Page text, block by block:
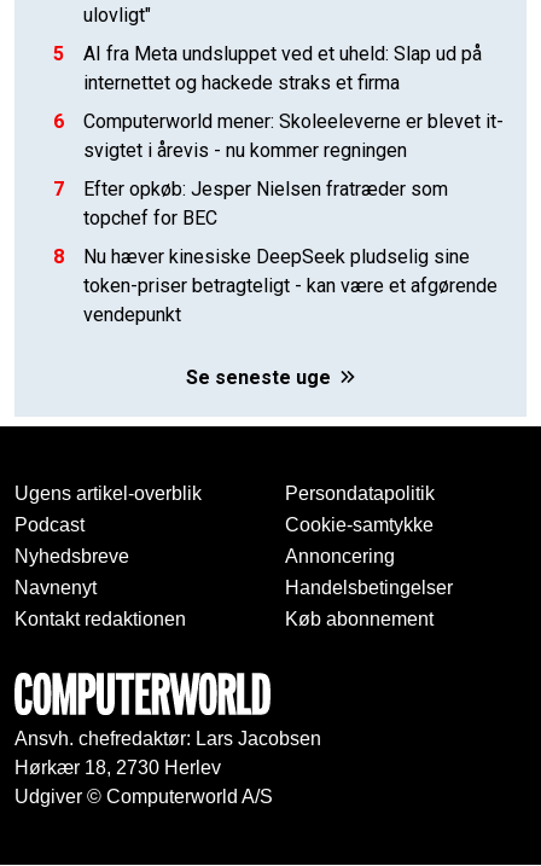
ulovligt"
5
AI fra Meta undsluppet ved et uheld: Slap ud på
internettet og hackede straks et firma
6
Computerworld mener: Skoleeleverne er blevet it-
svigtet i årevis - nu kommer regningen
7
Efter opkøb: Jesper Nielsen fratræder som
topchef for BEC
8
Nu hæver kinesiske DeepSeek pludselig sine
token-priser betragteligt - kan være et afgørende
vendepunkt
Se seneste uge
Ugens artikel-overblik
Podcast
Nyhedsbreve
Navnenyt
Kontakt redaktionen
Persondatapolitik
Cookie-samtykke
Annoncering
Handelsbetingelser
Køb abonnement
Ansvh. chefredaktør: Lars Jacobsen
Hørkær 18, 2730 Herlev
Udgiver © Computerworld A/S